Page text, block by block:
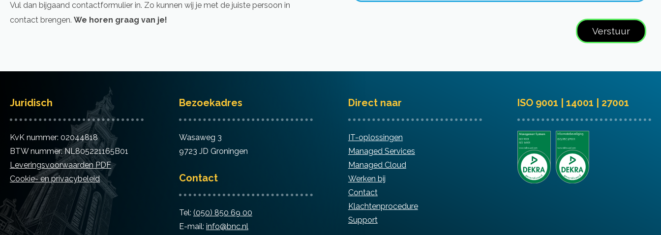
Vul dan bijgaand contactformulier in. Zo kunnen wij je met de juiste persoon in
contact brengen. We horen graag van je!
Juridisch
KvK nummer: 02044818
BTW nummer: NL805221165B01
Leveringsvoorwaarden PDF
Cookie- en privacybeleid
Bezoekadres
Wasaweg 3
9723 JD Groningen
Contact
Tel: (050) 850 69 00
E-mail: info@bnc.nl
Direct naar
IT-oplossingen
Managed Services
Managed Cloud
Werken bij
Contact
Klachtenprocedure
Support
ISO 9001 | 14001 | 27001